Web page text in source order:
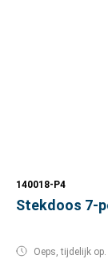
140018-P4
Stekdoos 7-
Oeps, tijdelijk